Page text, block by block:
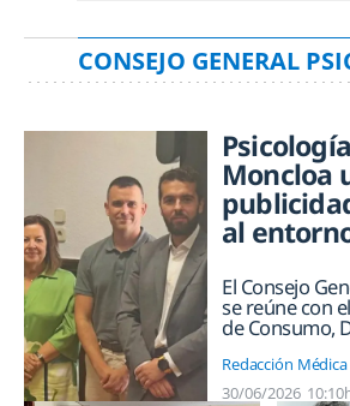
CONSEJO GENERAL
Moncloa
al
El Consejo
se reúne con
de Consumo,
Redacción Médica
30/06/2026